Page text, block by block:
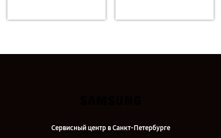
Сервисный центр в Санкт-Петербурге